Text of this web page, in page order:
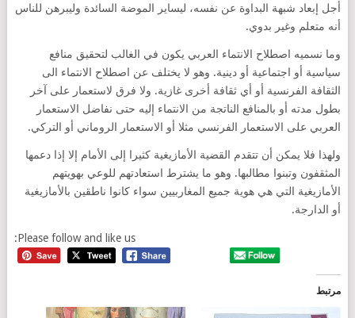
أجل إبعاد شبهة البداوة عن نفسه، ليساير الموضة السائدة وليبرهن للناس
أنه متعلم وغير بدوي.
وما نسميه اصطلاح الانتماء العربي يكون في الغالب لتحقيق منافع
سياسية أو اجتماعية أو دينية. وهو لا يختلف عن اصطلاح الانتماء الى
الثقافة الفرنسية أو أي ثقافة أخرى غازية. ولا فرق لاستعمار على آخر
بطول مدته أو بالمنافع الناتجة من الانتماء إليه حتى نفاضل الاستعمار
العربي على الاستعمار الفرنسي مثلا أو الاستعمار الروماني أو التركي.
ولهذا فلا يمكن أن تتقدم القضية الأمازيغية كثيرا إلى الأمام إلا إذا دعمها
المثقفون وتبنوا مطالبها. وهو ما يشترط استعادتهم للوعي بهويتهم
الأمازيغية التي هي هوية جميع المغاربيين سواء كانوا ناطقين بالأمازيغية
أو الدارجة.
Please follow and like us:
مرتبط